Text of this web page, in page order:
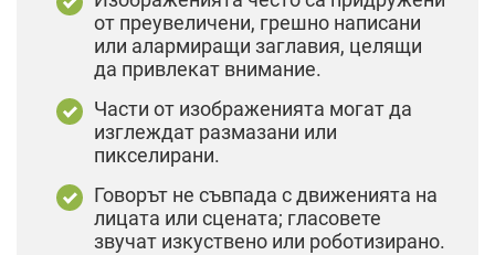
от преувеличени, грешно написани
или алармиращи заглавия, целящи
да привлекат внимание.
Части от изображенията могат да
изглеждат размазани или
пикселирани.
Говорът не съвпада с движенията на
лицата или сцената; гласовете
звучат изкуствено или роботизирано.